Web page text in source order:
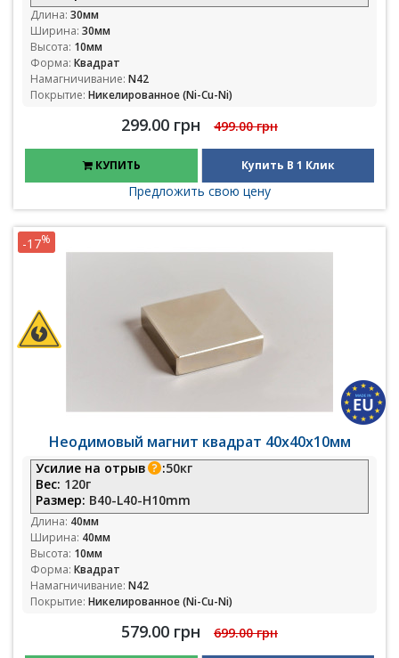
Длина: 30мм
Ширина: 30мм
Высота: 10мм
Форма: Квадрат
Намагничивание: N42
Покрытие: Никелированное (Ni-Cu-Ni)
299.00 грн 499.00 грн
КУПИТЬ Купить В 1 Клик
Предложить свою цену
Неодимовый магнит квадрат 40х40х10мм
Усилие на отрыв :50кг
Вес: 120г
Размер: B40-L40-H10mm
Длина: 40мм
Ширина: 40мм
Высота: 10мм
Форма: Квадрат
Намагничивание: N42
Покрытие: Никелированное (Ni-Cu-Ni)
579.00 грн 699.00 грн
-17%